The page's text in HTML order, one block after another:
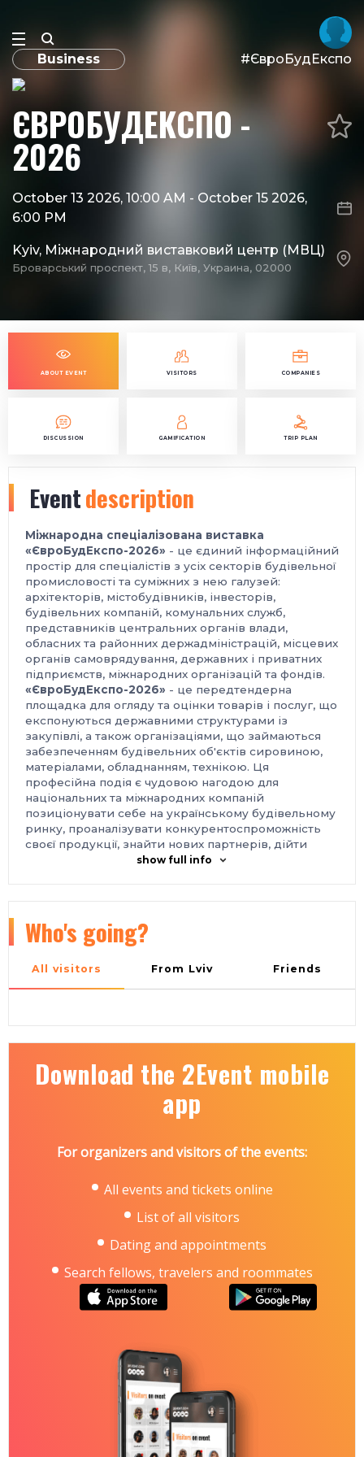
Business #ЄвроБудЕкспо
ЄВРОБУДЕКСПО -
2026
October 13 2026, 10:00 AM - October 15 2026,
6:00 PM
Kyiv, Міжнародний виставковий центр (МВЦ)
Броварський проспект, 15 в, Київ, Украина, 02000
ABOUT EVENT VISITORS COMPANIES
DISCUSSION GAMIFICATION TRIP PLAN
Eventdescription
Міжнародна спеціалізована виставка
«ЄвроБудЕкспо-2026» - це єдиний інформаційний
простір для спеціалістів з усіх секторів будівельної
промисловості та суміжних з нею галузей:
архітекторів, містобудівників, інвесторів,
будівельних компаній, комунальних служб,
представників центральних органів влади,
обласних та районних держадміністрацій, місцевих
органів самоврядування, державних і приватних
підприємств, міжнародних організацій та фондів.
«ЄвроБудЕкспо-2026» - це передтендерна
площадка для огляду та оцінки товарів і послуг, що
експонуються державними структурами із
закупівлі, а також організаціями, що займаються
забезпеченням будівельних об'єктів сировиною,
матеріалами, обладнанням, технікою. Ця
професійна подія є чудовою нагодою для
національних та міжнародних компаній
позиціонувати себе на українському будівельному
ринку, проаналізувати конкурентоспроможність
своєї продукції, знайти нових партнерів, дійти
комерційної згоди, ознайомитись з передовими
Україна, м. Київ, Міжнародний виставковий центр,
Броварський проспект, 15, станція метро
Контакти:
show full info
Who's going?
All visitors From Lviv Friends
Download the 2Event mobile
app
For organizers and visitors of the events:
All events and tickets online
List of all visitors
Dating and appointments
Search fellows, travelers and roommates